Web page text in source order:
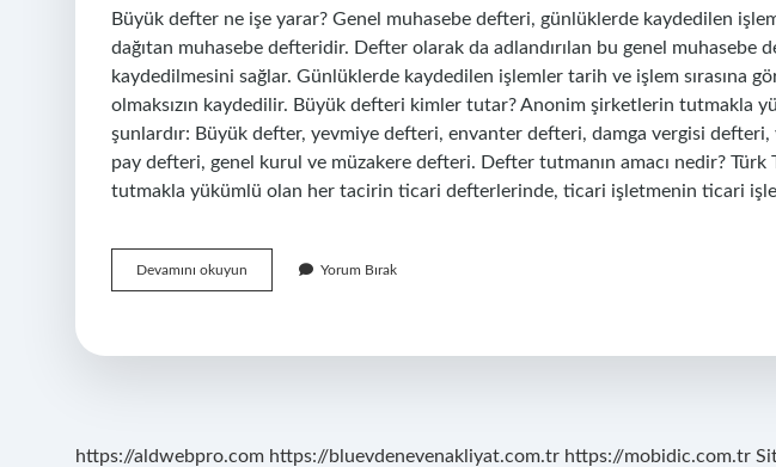
Büyük defter ne işe yarar? Genel muhasebe defteri, günlüklerde kaydedilen
dağıtan muhasebe defteridir. Defter olarak da adlandırılan bu genel muhasebe
kaydedilmesini sağlar. Günlüklerde kaydedilen işlemler tarih ve işlem sırasına
olmaksızın kaydedilir. Büyük defteri kimler tutar? Anonim şirketlerin tutmakla
şunlardır: Büyük defter, yevmiye defteri, envanter defteri, damga vergisi
pay defteri, genel kurul ve müzakere defteri. Defter tutmanın amacı nedir?
tutmakla yükümlü olan her tacirin ticari defterlerinde, ticari işletmenin ticari
Devamını okuyun
Defter
Yorum Bırak
https://aldwebpro.com https://bluevdenevenakliyat.com.tr https://mobidic.com.tr